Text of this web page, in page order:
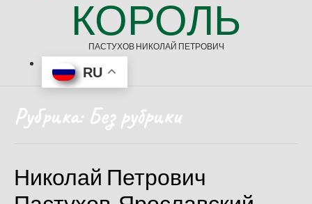
КОРОЛЬ
ПАСТУХОВ НИКОЛАЙ ПЕТРОВИЧ
RU
Рубрика: Без рубрики
Николай Петрович